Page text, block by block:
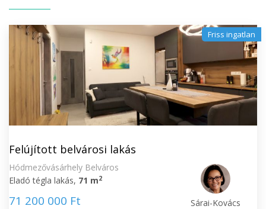
Friss ingatlan
Felújított belvárosi lakás
Hódmezővásárhely Belváros
Eladó tégla lakás, 71 m2
71 200 000 Ft
Sárai-Kovács